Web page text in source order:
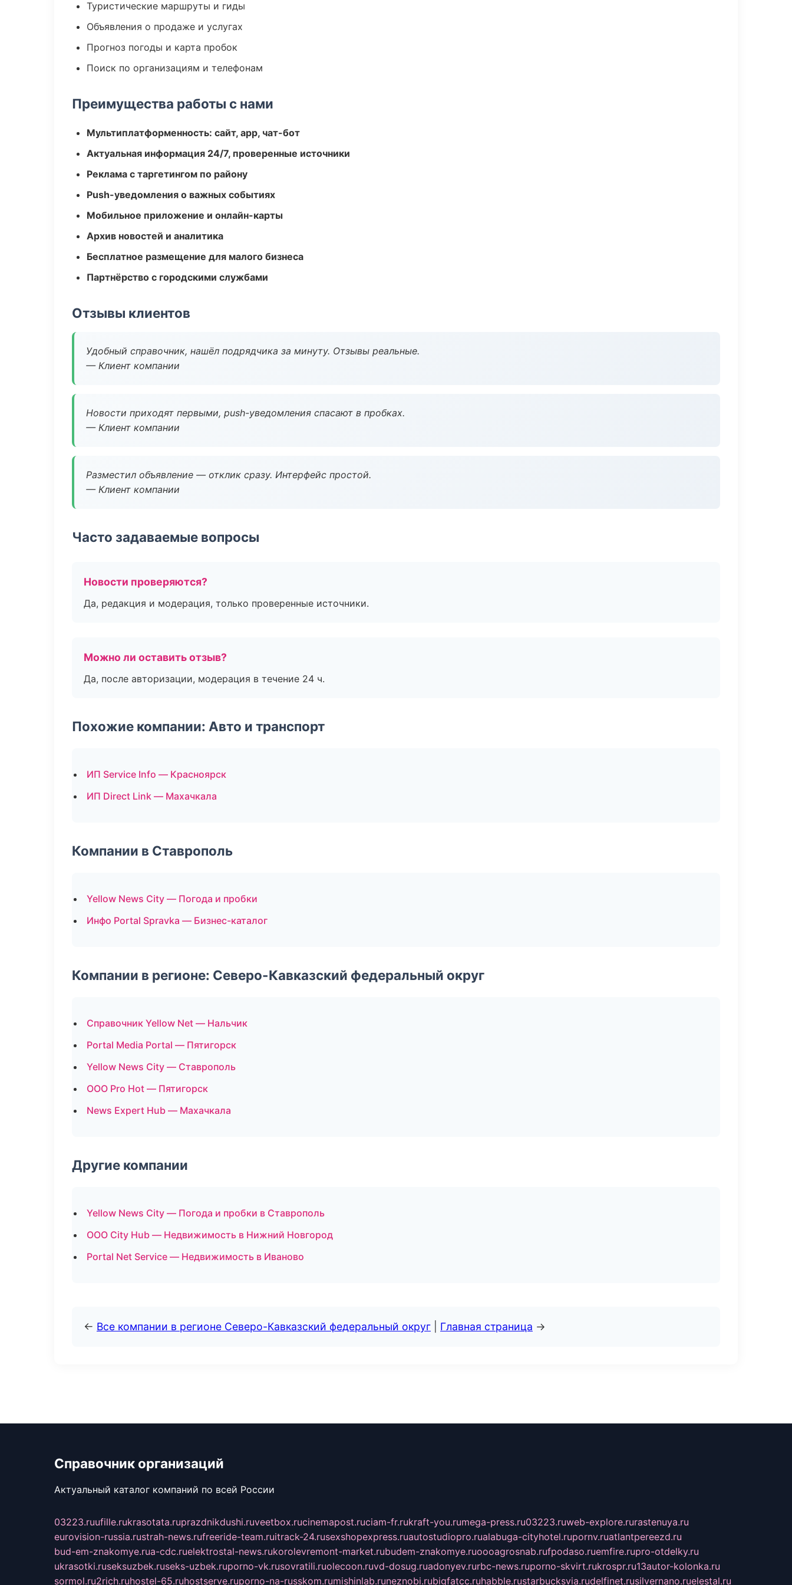
Туристические маршруты и гиды
Объявления о продаже и услугах
Прогноз погоды и карта пробок
Поиск по организациям и телефонам
Преимущества работы с нами
Мультиплатформенность: сайт, app, чат-бот
Актуальная информация 24/7, проверенные источники
Реклама с таргетингом по району
Push-уведомления о важных событиях
Мобильное приложение и онлайн-карты
Архив новостей и аналитика
Бесплатное размещение для малого бизнеса
Партнёрство с городскими службами
Отзывы клиентов
Удобный справочник, нашёл подрядчика за минуту. Отзывы реальные.
— Клиент компании
Новости приходят первыми, push-уведомления спасают в пробках.
— Клиент компании
Разместил объявление — отклик сразу. Интерфейс простой.
— Клиент компании
Часто задаваемые вопросы
Новости проверяются?
Да, редакция и модерация, только проверенные источники.
Можно ли оставить отзыв?
Да, после авторизации, модерация в течение 24 ч.
Похожие компании: Авто и транспорт
ИП Service Info — Красноярск
ИП Direct Link — Махачкала
Компании в Ставрополь
Yellow News City — Погода и пробки
Инфо Portal Spravka — Бизнес-каталог
Компании в регионе: Северо-Кавказский федеральный округ
Справочник Yellow Net — Нальчик
Portal Media Portal — Пятигорск
Yellow News City — Ставрополь
ООО Pro Hot — Пятигорск
News Expert Hub — Махачкала
Другие компании
Yellow News City — Погода и пробки в Ставрополь
ООО City Hub — Недвижимость в Нижний Новгород
Portal Net Service — Недвижимость в Иваново
← Все компании в регионе Северо-Кавказский федеральный округ Главная страница →
Справочник организаций
Актуальный каталог компаний по всей России
03223.ruufille.rukrasotata.ruprazdnikdushi.ruveetbox.rucinemapost.ruciam-fr.rukraft-you.rumega-press.ru03223.ruweb-explore.rurastenuya.ru
eurovision-russia.rustrah-news.rufreeride-team.ruitrack-24.rusexshopexpress.ruautostudiopro.rualabuga-cityhotel.rupornv.ruatlantpereezd.ru
bud-em-znakomye.rua-cdc.ruelektrostal-news.rukorolevremont-market.rubudem-znakomye.ruoooagrosnab.rufpodaso.ruemfire.rupro-otdelky.ru
ukrasotki.ruseksuzbek.ruseks-uzbek.ruporno-vk.rusovratili.ruolecoon.ruvd-dosug.ruadonyev.rurbc-news.ruporno-skvirt.rukrospr.ru13autor-kolonka.ru
sormol.ru2rich.ruhostel-65.ruhostserve.ruporno-na-russkom.rumishinlab.runeznobi.rubigfatcc.ruhabble.rustarbucksvia.rudelfinet.rusilvernano.ruelestal.ru